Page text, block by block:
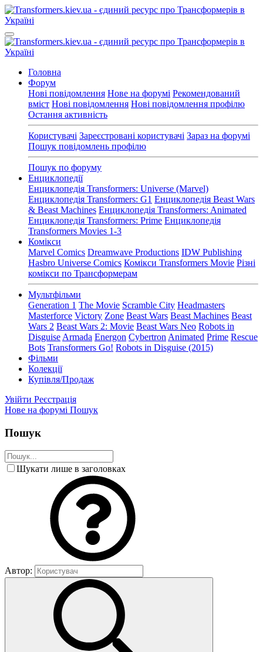
Головна
Форум
Нові повідомлення Нове на форумі Рекомендований
вміст Нові повідомлення Нові повідомлення профілю
Остання активність
Користувачі Зареєстровані користувачі Зараз на форумі
Пошук повідомлень профілю
Пошук по форуму
Енциклопедії
Енциклопедія Transformers: Universe (Marvel)
Енциклопедія Transformers: G1 Енциклопедія Beast Wars
& Beast Machines Енциклопедія Transformers: Animated
Енциклопедія Transformers: Prime Енциклопедія
Transformers Movies 1-3
Комікси
Marvel Comics Dreamwave Productions IDW Publishing
Hasbro Universe Comics Комікси Transformers Movie Різні
комікси по Трансформерам
Мультфільми
Generation 1 The Movie Scramble City Headmasters
Masterforce Victory Zone Beast Wars Beast Machines Beast
Wars 2 Beast Wars 2: Movie Beast Wars Neo Robots in
Disguise Armada Energon Cybertron Animated Prime Rescue
Bots Transformers Go! Robots in Disguise (2015)
Фільми
Колекції
Купівля/Продаж
Увійти Реєстрація
Нове на форумі Пошук
Пошук
Шукати лише в заголовках
Автор: